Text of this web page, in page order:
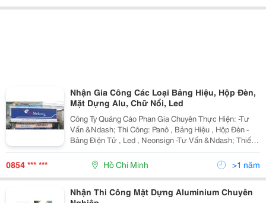
Nhận Gia Công Các Loại Bảng Hiệu, Hộp Đèn,
Mặt Dựng Alu, Chữ Nổi, Led
Công Ty Quảng Cáo Phan Gia Chuyên Thực Hiện: -Tư
Vấn &Ndash; Thi Công: Panô , Bảng Hiệu , Hộp Đèn -
Bảng Điện Tử , Led , Neonsign -Tư Vấn &Ndash; Thiết
Kế &Ndash; Thi Công Gian Hàng Hội Chợ , Triển Lãm -
Tư Vấn &Ndash; Thiết Kế &Ndash; Thi
0854 *** *** Hồ Chí Minh >1 năm
Nhận Thi Công Mặt Dựng Aluminium Chuyên